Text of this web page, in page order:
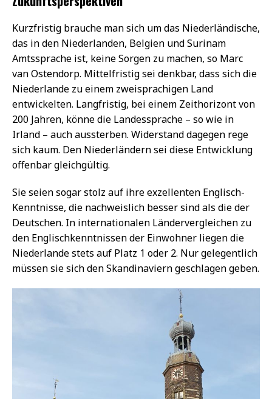
Kurzfristig brauche man sich um das Niederländische,
das in den Niederlanden, Belgien und Surinam
Amtssprache ist, keine Sorgen zu machen, so Marc
van Ostendorp. Mittelfristig sei denkbar, dass sich die
Niederlande zu einem zweisprachigen Land
entwickelten. Langfristig, bei einem Zeithorizont von
200 Jahren, könne die Landessprache – so wie in
Irland – auch aussterben. Widerstand dagegen rege
sich kaum. Den Niederländern sei diese Entwicklung
offenbar gleichgültig.
Sie seien sogar stolz auf ihre exzellenten Englisch-
Kenntnisse, die nachweislich besser sind als die der
Deutschen. In internationalen Ländervergleichen zu
den Englischkenntnissen der Einwohner liegen die
Niederlande stets auf Platz 1 oder 2. Nur gelegentlich
müssen sie sich den Skandinaviern geschlagen geben.